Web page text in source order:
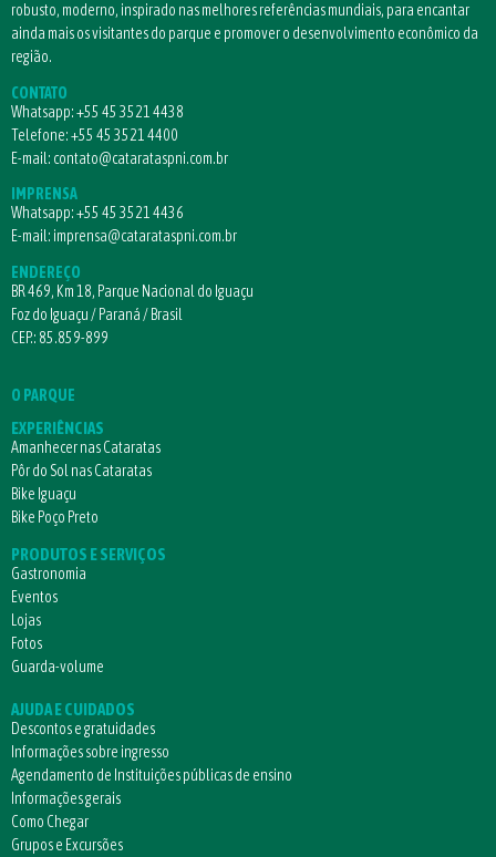
robusto, moderno, inspirado nas melhores referências mundiais, para encantar
ainda mais os visitantes do parque e promover o desenvolvimento econômico da
região.
CONTATO
Whatsapp:+55 45 3521 4438
Telefone:+55 45 3521 4400
E-mail: contato@catarataspni.com.br
IMPRENSA
Whatsapp:+55 45 3521 4436
E-mail: imprensa@catarataspni.com.br
ENDEREÇO
BR 469, Km 18, Parque Nacional do Iguaçu
Foz do Iguaçu / Paraná / Brasil
CEP.: 85.859-899
O PARQUE
EXPERIÊNCIAS
Amanhecer nas Cataratas
Pôr do Sol nas Cataratas
Bike Iguaçu
Bike Poço Preto
PRODUTOS E SERVIÇOS
Gastronomia
Eventos
Lojas
Fotos
Guarda-volume
AJUDA E CUIDADOS
Descontos e gratuidades
Informações sobre ingresso
Agendamento de Instituições públicas de ensino
Informações gerais
Como Chegar
Grupos e Excursões